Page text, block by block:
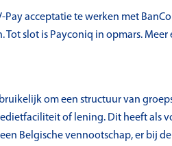
Pay acceptatie te werken met
slot is Payconiq in opmars.
om een structuur van
of lening. Dit heeft als
Belgische vennootschap, er bij